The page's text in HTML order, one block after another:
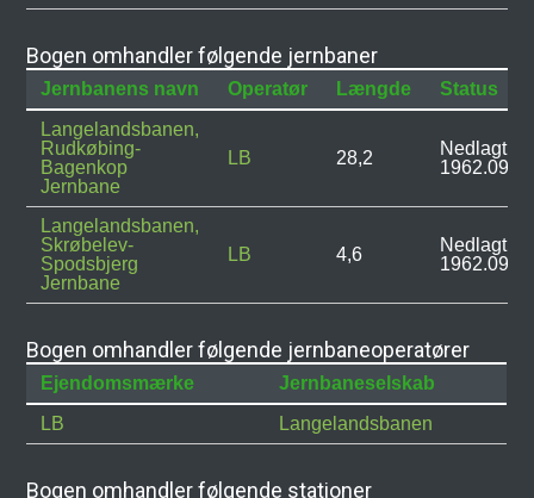
Bogen omhandler følgende jernbaner
Jernbanens navn Operatør Længde
Status
Langelandsbanen,
Rudkøbing-
Bagenkop
Jernbane
LB 28,2
Nedlagt:
Langelandsbanen,
Skrøbelev-
Spodsbjerg
Jernbane
LB 4,6
Nedlagt:
Bogen omhandler følgende jernbaneoperatører
Ejendomsmærke
Jernbaneselskab
LB
Langelandsbanen
Bogen omhandler følgende stationer